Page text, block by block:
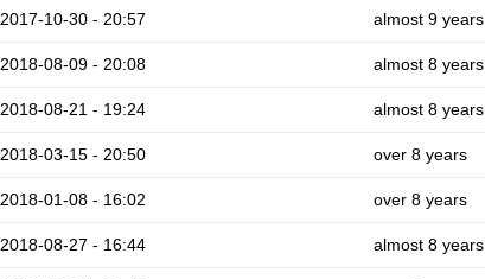
2017-10-30 - 20:57 almost 9 years
2018-08-09 - 20:08 almost 8 years
2018-08-21 - 19:24 almost 8 years
2018-03-15 - 20:50 over 8 years
2018-01-08 - 16:02 over 8 years
2018-08-27 - 16:44 almost 8 years